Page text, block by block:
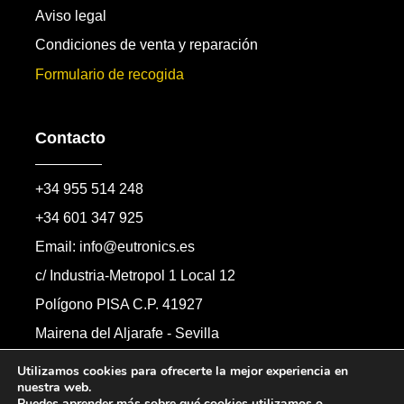
Aviso legal
Condiciones de venta y reparación
Formulario de recogida
Contacto
+34 955 514 248
+34 601 347 925
Email: info@eutronics.es
c/ Industria-Metropol 1 Local 12
Polígono PISA C.P. 41927
Mairena del Aljarafe - Sevilla
Formulario de contacto
Utilizamos cookies para ofrecerte la mejor experiencia en
nuestra web.